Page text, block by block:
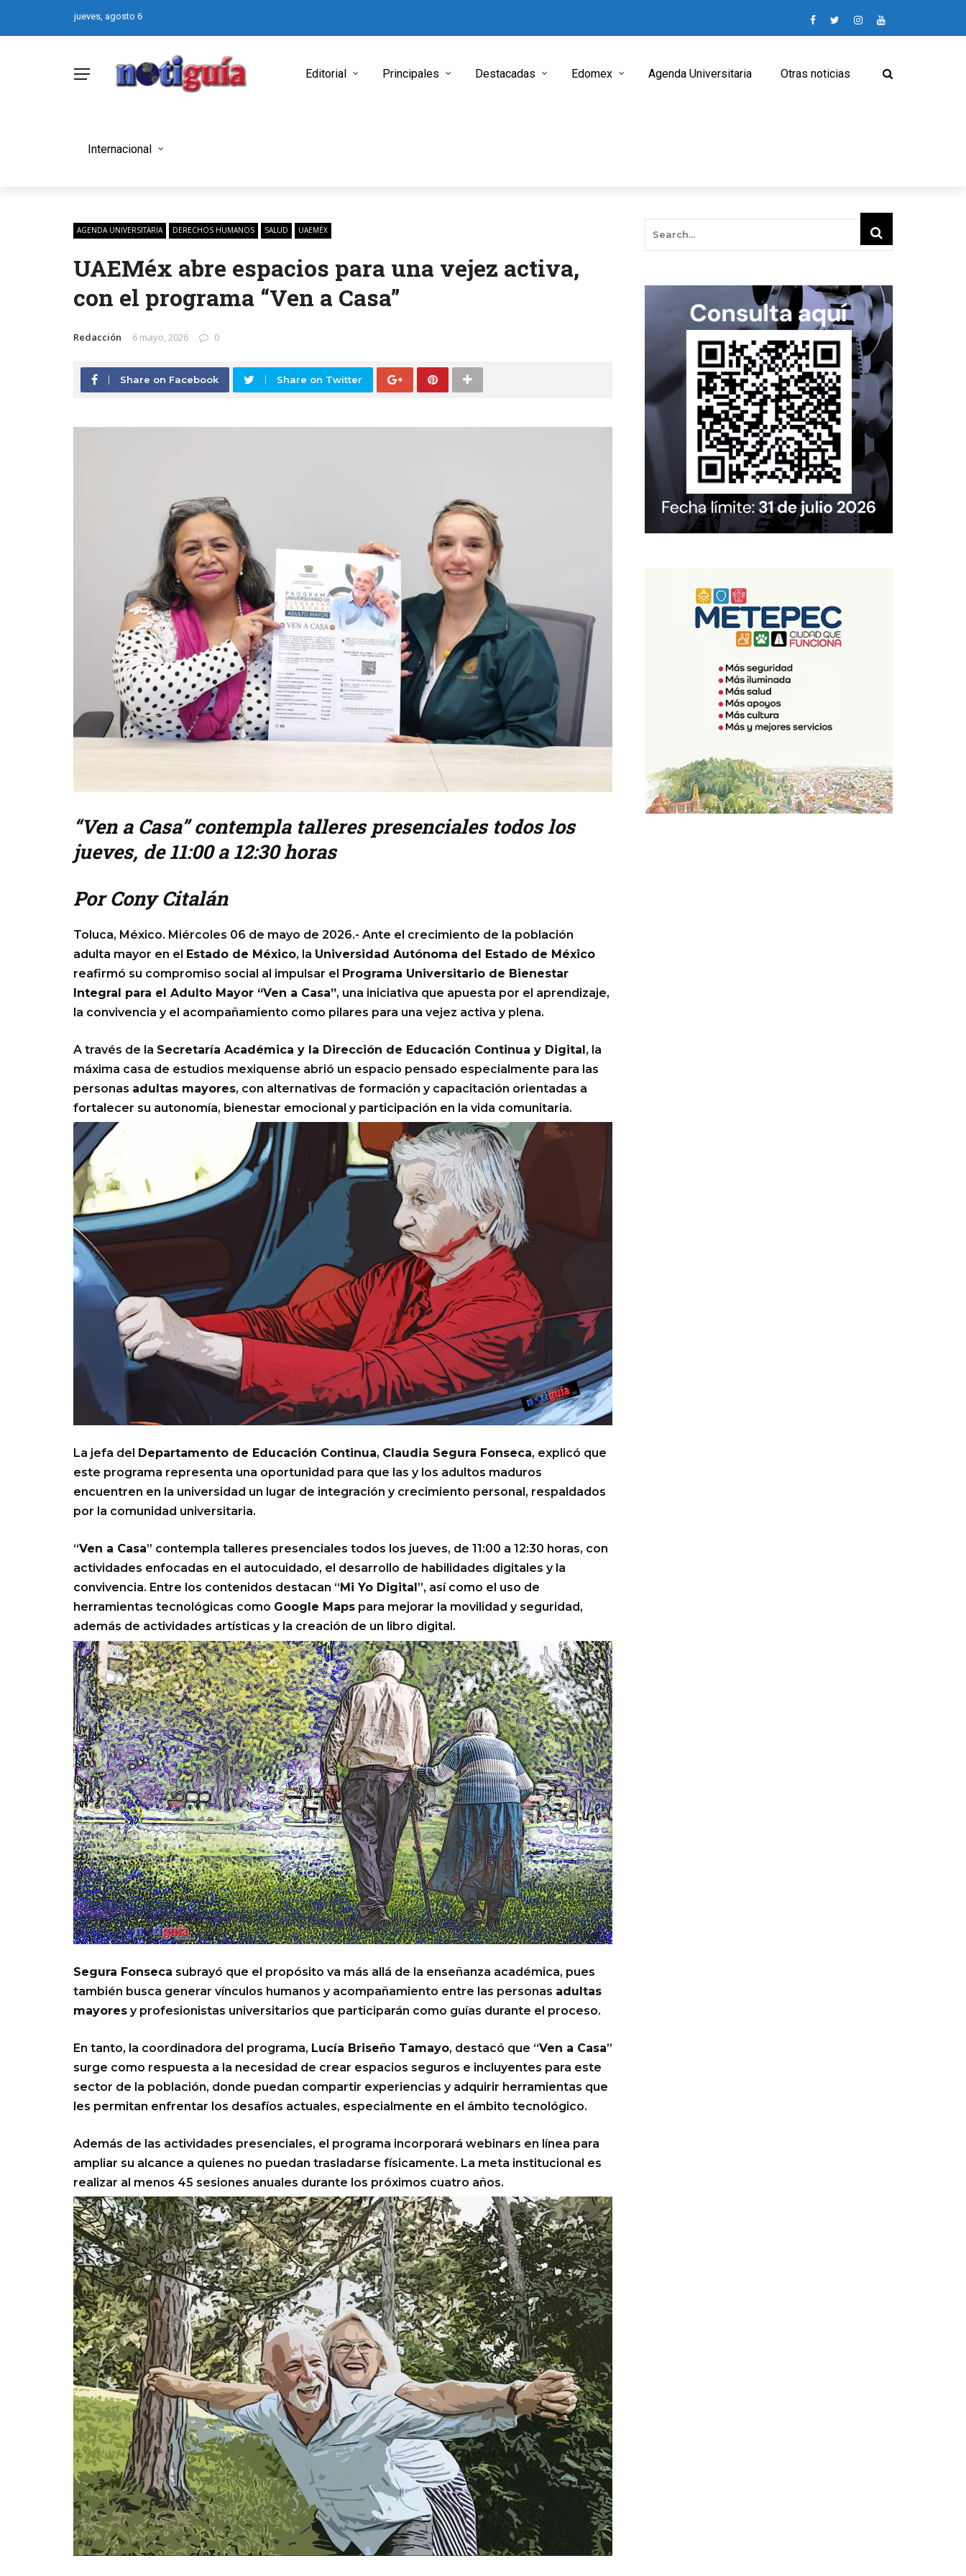
jueves, agosto 6
Editorial Principales Destacadas Edomex Agenda Universitaria Otras noticias
Internacional
AGENDA UNIVERSITARIA DERECHOS HUMANOS SALUD UAEMÉX
UAEMéx abre espacios para una vejez activa,
con el programa “Ven a Casa”
Redacción 6 mayo, 2026 0
Share on Facebook Share on Twitter
“Ven a Casa” contempla talleres presenciales todos los
jueves, de 11:00 a 12:30 horas
Por Cony Citalán
Toluca, México. Miércoles 06 de mayo de 2026.- Ante el crecimiento de la población
adulta mayor en el Estado de México, la Universidad Autónoma del Estado de México
reafirmó su compromiso social al impulsar el Programa Universitario de Bienestar
Integral para el Adulto Mayor “Ven a Casa”, una iniciativa que apuesta por el aprendizaje,
la convivencia y el acompañamiento como pilares para una vejez activa y plena.
A través de la Secretaría Académica y la Dirección de Educación Continua y Digital, la
máxima casa de estudios mexiquense abrió un espacio pensado especialmente para las
personas adultas mayores, con alternativas de formación y capacitación orientadas a
fortalecer su autonomía, bienestar emocional y participación en la vida comunitaria.
La jefa del Departamento de Educación Continua, Claudia Segura Fonseca, explicó que
este programa representa una oportunidad para que las y los adultos maduros
encuentren en la universidad un lugar de integración y crecimiento personal, respaldados
por la comunidad universitaria.
“Ven a Casa” contempla talleres presenciales todos los jueves, de 11:00 a 12:30 horas, con
actividades enfocadas en el autocuidado, el desarrollo de habilidades digitales y la
convivencia. Entre los contenidos destacan “ Mi Yo Digital ”, así como el uso de
herramientas tecnológicas como Google Maps para mejorar la movilidad y seguridad,
además de actividades artísticas y la creación de un libro digital.
Segura Fonseca subrayó que el propósito va más allá de la enseñanza académica, pues
también busca generar vínculos humanos y acompañamiento entre las personas adultas
mayores y profesionistas universitarios que participarán como guías durante el proceso.
En tanto, la coordinadora del programa, Lucía Briseño Tamayo, destacó que “Ven a Casa”
surge como respuesta a la necesidad de crear espacios seguros e incluyentes para este
sector de la población, donde puedan compartir experiencias y adquirir herramientas que
les permitan enfrentar los desafíos actuales, especialmente en el ámbito tecnológico.
Además de las actividades presenciales, el programa incorporará webinars en línea para
ampliar su alcance a quienes no puedan trasladarse físicamente. La meta institucional es
realizar al menos 45 sesiones anuales durante los próximos cuatro años.